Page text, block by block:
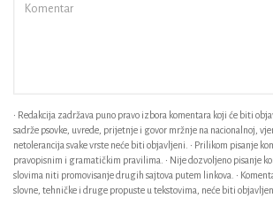
• Redakcija zadržava puno pravo izbora komentara koji će biti
sadrže psovke, uvrede, prijetnje i govor mržnje na nacionalnoj,
netolerancija svake vrste neće biti objavljeni. • Prilikom pisanje
pravopisnim i gramatičkim pravilima. • Nije dozvoljeno pisanje
slovima niti promovisanje drugih sajtova putem linkova. •
slovne, tehničke i druge propuste u tekstovima, neće biti